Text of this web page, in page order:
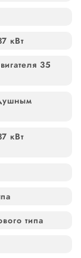
кВт
35
кВт
типа